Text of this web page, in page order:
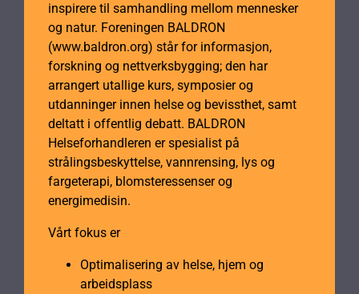
inspirere til samhandling mellom mennesker
og natur. Foreningen BALDRON
(www.baldron.org) står for informasjon,
forskning og nettverksbygging; den har
arrangert utallige kurs, symposier og
utdanninger innen helse og bevissthet, samt
deltatt i offentlig debatt. BALDRON
Helseforhandleren er spesialist på
strålingsbeskyttelse, vannrensing, lys og
fargeterapi, blomsteressenser og
energimedisin.
Vårt fokus er
Optimalisering av helse, hjem og
arbeidsplass